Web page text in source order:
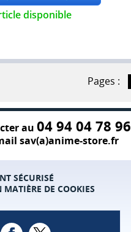
disponible
Pages :
au 04 94 04 78 96
sav(a)anime-store.fr
SÉCURISÉ
MATIÈRE DE COOKIES